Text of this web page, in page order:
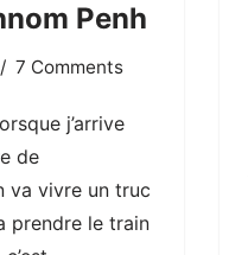
Penh
7 Comments
j’arrive
de
va vivre un truc
prendre le train